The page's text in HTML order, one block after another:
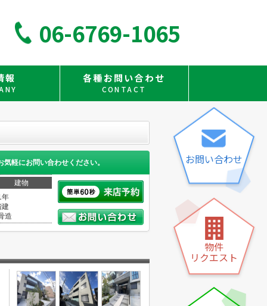
06-6769-1065
報 各種お問い合わせ
CONTACT
気軽にお問い合わせください。
建物
年
建
造
お問い合わせ
物件
リクエスト